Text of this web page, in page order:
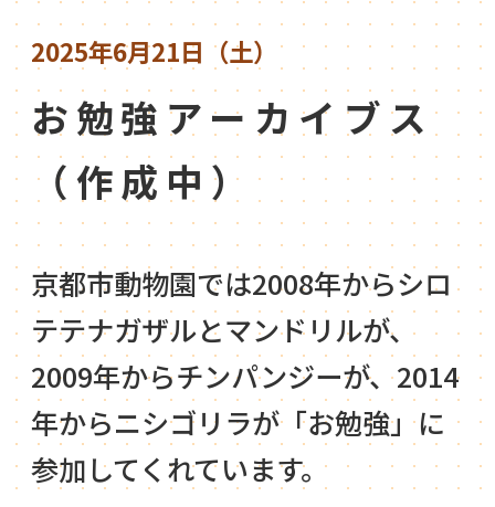
2025年6月21日（土）
お勉強アーカイブス
（作成中）
京都市動物園では2008年からシロ
テテナガザルとマンドリルが、
2009年からチンパンジーが、2014
年からニシゴリラが「お勉強」に
参加してくれています。